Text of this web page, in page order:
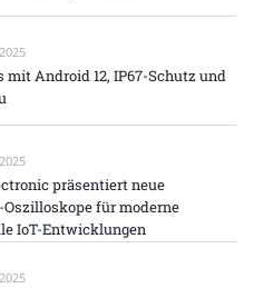
mit Android 12, IP67-Schutz und
präsentiert neue
Oszilloskope für moderne
IoT-Entwicklungen